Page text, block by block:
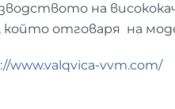
на
който отговаря на
www.valqvica-vvm.com/